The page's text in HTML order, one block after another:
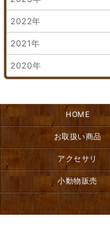
2022年
2021年
2020年
HOME
お取扱い商品
アクセサリ
小動物販売